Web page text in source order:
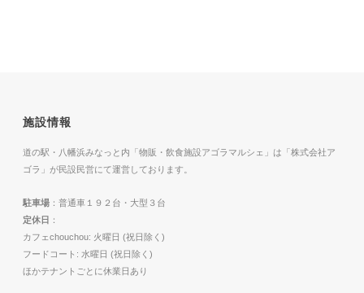
施設情報
道の駅・八幡浜みなっと内「物販・飲食施設アゴラマルシェ」は「株式会社ア
ゴラ」が民設民営にて運営しております。
駐車場 ：普通車１９２台・大型３台
定休日 ：
カフェchouchou: 火曜日 (祝日除く)
フードコート: 水曜日 (祝日除く)
ほかテナントごとに休業日あり